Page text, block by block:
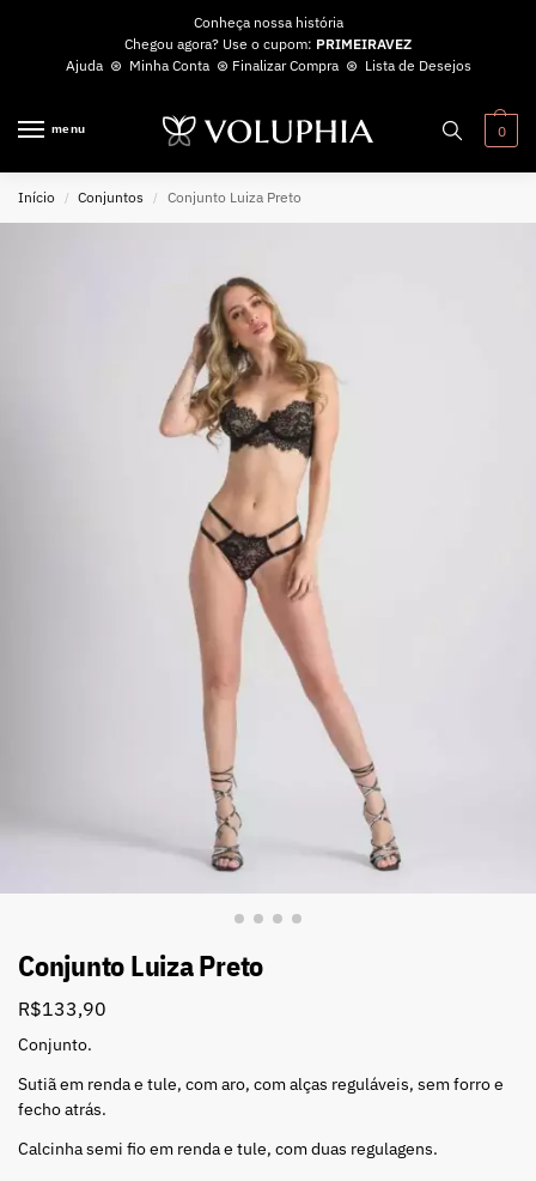
Conheça nossa história
Chegou agora? Use o cupom: PRIMEIRAVEZ
Ajuda⊛ Minha Conta⊛ Finalizar Compra⊛ Lista de Desejos
menu 0
Início / Conjuntos / Conjunto Luiza Preto
Conjunto Luiza Preto
R$133,90
Conjunto.
Sutiã em renda e tule, com aro, com alças reguláveis, sem forro e
fecho atrás.
Calcinha semi fio em renda e tule, com duas regulagens.